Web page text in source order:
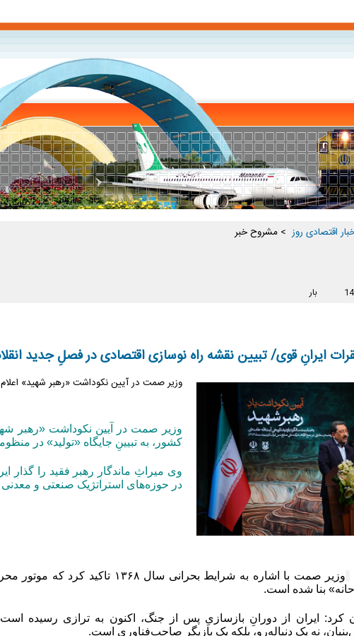
اقتصادی روز > مشروح خبر
بار
ایرانِ قوی/ تبیین نقشه راه نوسازی اقتصادی در فصلِ جدید
وزیر صمت در آیین نکوداشت «رهبر شهید»
وزیر صمت در آیین نکوداشت «رهبر
کشور، به تبیینِ جایگاه «تولید» در
وی میراثِ ماندگارِ رهبرِ فقید را گذارِ
در حوزه‌های استراتژیک صنعتی و
بنا شده است.
کرد: ایران از دورانِ بازسازیِ پس از جنگ، اکنون به ترازی رسیده
نه یک دنباله‌رو، بلکه یک بازیگرِ صاحب‌فناوری است.